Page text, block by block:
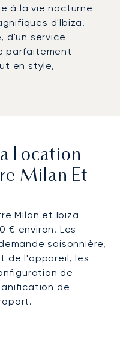
à la vie nocturne
d'Ibiza.
d'un service
parfaitement
en style,
Location
Milan Et
Milan et Ibiza
€ environ. Les
saisonnière,
de l'appareil, les
de
de